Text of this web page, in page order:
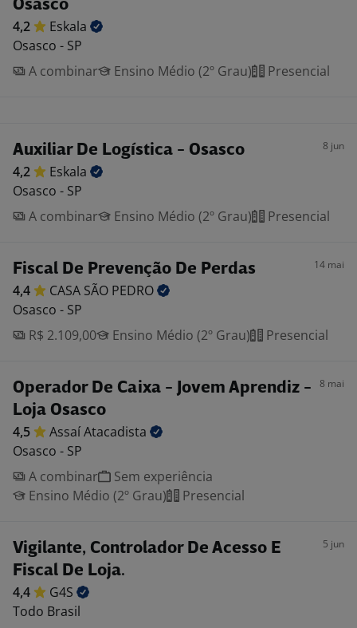
Osasco
4,2
Eskala
Osasco - SP
A combinar
Ensino Médio (2º Grau) Presencial
Auxiliar De Logística - Osasco 8 jun
4,2
Eskala
Osasco - SP
A combinar
Ensino Médio (2º Grau) Presencial
Fiscal De Prevenção De Perdas 14 mai
4,4 CASA SÃO PEDRO
Osasco - SP
R$ 2.109,00
Ensino Médio (2º Grau) Presencial
Operador De Caixa - Jovem Aprendiz -
Loja Osasco
8 mai
4,5 AssaíAtacadista
Osasco - SP
A combinar
Sem experiência
Ensino Médio (2º Grau)
Presencial
Vigilante, Controlador De Acesso E
Fiscal De Loja.
5 jun
4,4
G4S
Todo Brasil